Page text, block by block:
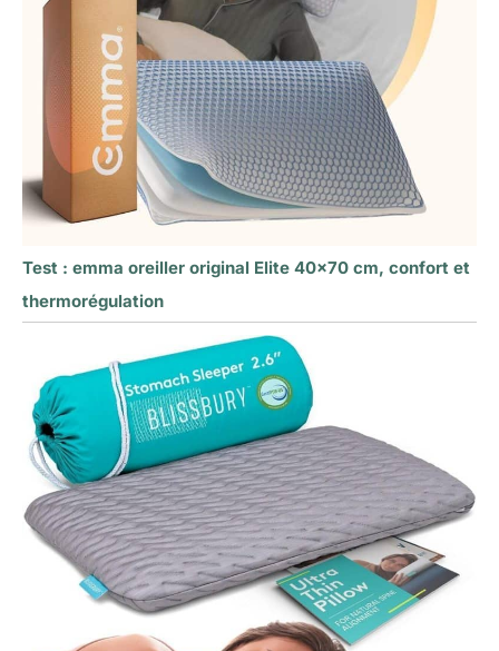
Test : emma oreiller original Elite 40×70 cm, confort et
thermorégulation